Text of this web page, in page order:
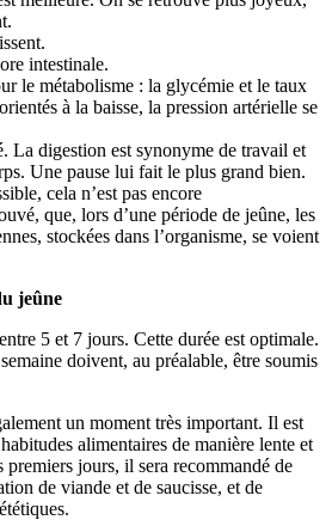
intestinale.
le métabolisme : la glycémie et le taux
à la baisse, la pression artérielle se
La digestion est synonyme de travail et
Une pause lui fait le plus grand bien.
cela n’est pas encore
que, lors d’une période de jeûne, les
stockées dans l’organisme, se voient
jeûne
5 et 7 jours. Cette durée est optimale.
doivent, au préalable, être soumis
un moment très important. Il est
alimentaires de manière lente et
jours, il sera recommandé de
de viande et de saucisse, et de